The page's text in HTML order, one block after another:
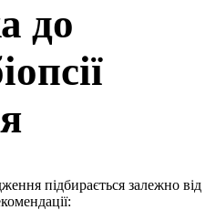
до
підбирається залежно від